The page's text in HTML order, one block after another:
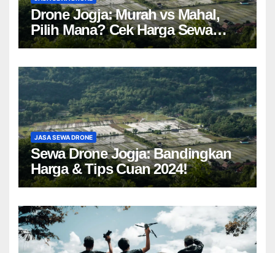
Drone Jogja: Murah vs Mahal,
Pilih Mana? Cek Harga Sewa
Drone Yogyakarta!
JASA SEWA DRONE
Sewa Drone Jogja: Bandingkan
Harga & Tips Cuan 2024!